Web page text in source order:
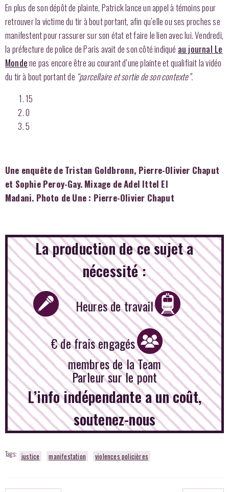
En plus de son dépôt de plainte, Patrick lance un appel à témoins pour
retrouver la victime du tir à bout portant, afin qu’elle ou ses proches se
manifestent pour rassurer sur son état et faire le lien avec lui. Vendredi,
la préfecture de police de Paris avait de son côté indiqué au journal Le
Mondene pas encore être au courant d’une plainte et qualifiait la vidéo
du tir à bout portant de “parcellaire et sortie de son contexte”.
15
0
5
Une enquête de Tristan Goldbronn, Pierre-Olivier Chaput
et Sophie Peroy-Gay. Mixage de Adel Ittel El
Madani. Photo de Une : Pierre-Olivier Chaput
La production de ce sujet a
nécessité :
Heures de travail
€ de frais engagés
membres de la Team
Parleur sur le pont
L’info indépendante a un coût,
soutenez-nous
Tags: justice manifestation violences policières